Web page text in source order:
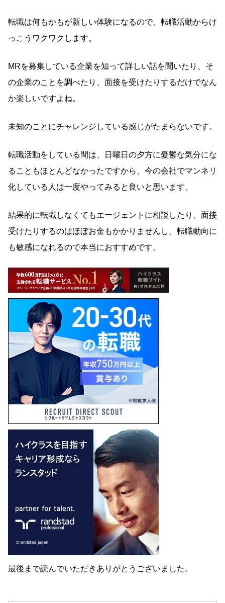
転職は何もかもが新しい体験になるので、転職活動からけ
っこうワクワクします。
MRを募集している企業を知って詳しい話を聞いたり、そ
の企業のことを調べたり、面接を受けたりするだけでなん
か楽しいですよね。
未知のことにチャレンジしている感じがたまらないです。
転職活動をしている間は、日曜日の夕方に憂鬱な気分にな
ることもほとんどなかったですから、今の会社でマンネリ
化している人は一度やってみると良いと思います。
結果的に転職しなくてもエージェントに相談したり、面接
受けたりするのはほぼお金もかかりませんし、転職動向に
も敏感になれるので本当におすすめです。
最後まで読んでいただきありがとうございました。